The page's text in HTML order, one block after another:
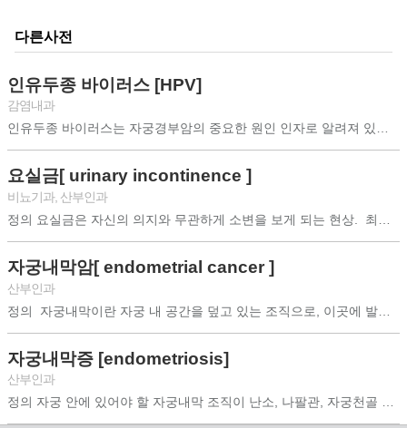
다른사전
인유두종 바이러스 [HPV]
감염내과
인유두종 바이러스는 자궁경부암의 중요한 원인 인자로 알려져 있으며, 파포바 바이러...
요실금[ urinary incontinence ]
비뇨기과, 산부인과
자궁내막암[ endometrial cancer ]
산부인과
자궁내막증 [endometriosis]
산부인과